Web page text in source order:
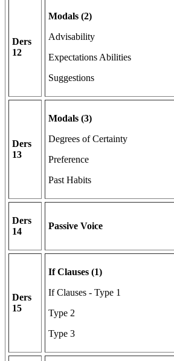
Ders
12
Modals (2)
Advisability
Expectations Abilities
Suggestions
Ders
13
Modals (3)
Degrees of Certainty
Preference
Past Habits
Ders
14
Passive Voice
Ders
15
If Clauses (1)
If Clauses - Type 1
Type 2
Type 3